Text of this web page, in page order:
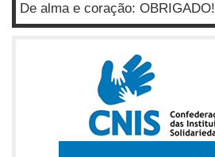
De alma e coração: OBRIGADO!